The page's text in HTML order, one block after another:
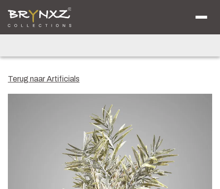
Over ons
Catalogus
Collecties
Ancient Clay
Verkooplocaties
Terug naar Artificials